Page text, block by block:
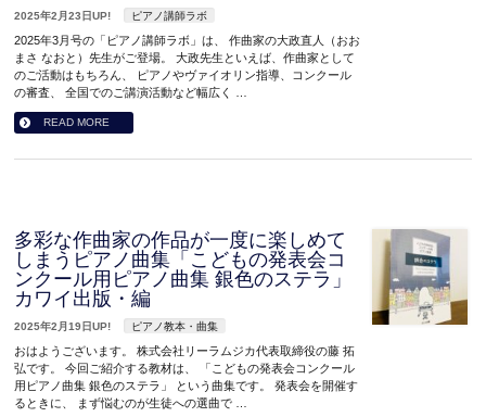
2025年2月23日UP! ピアノ講師ラボ
2025年3月号の「ピアノ講師ラボ」は、 作曲家の大政直人（おお
まさ なおと）先生がご登場。 大政先生といえば、作曲家として
のご活動はもちろん、 ピアノやヴァイオリン指導、コンクール
の審査、 全国でのご講演活動など幅広く …
READ MORE
多彩な作曲家の作品が一度に楽しめて
しまうピアノ曲集「こどもの発表会コ
ンクール用ピアノ曲集 銀色のステラ」
カワイ出版・編
2025年2月19日UP! ピアノ教本・曲集
おはようございます。 株式会社リーラムジカ代表取締役の藤 拓
弘です。 今回ご紹介する教材は、 「こどもの発表会コンクール
用ピアノ曲集 銀色のステラ」 という曲集です。 発表会を開催す
るときに、 まず悩むのが生徒への選曲で …